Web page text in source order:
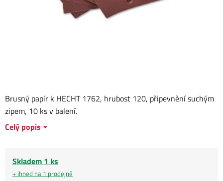
Brusný papír k HECHT 1762, hrubost 120, připevnění suchým
zipem, 10 ks v balení.
Celý popis
Skladem 1 ks
+ ihned na 1 prodejně